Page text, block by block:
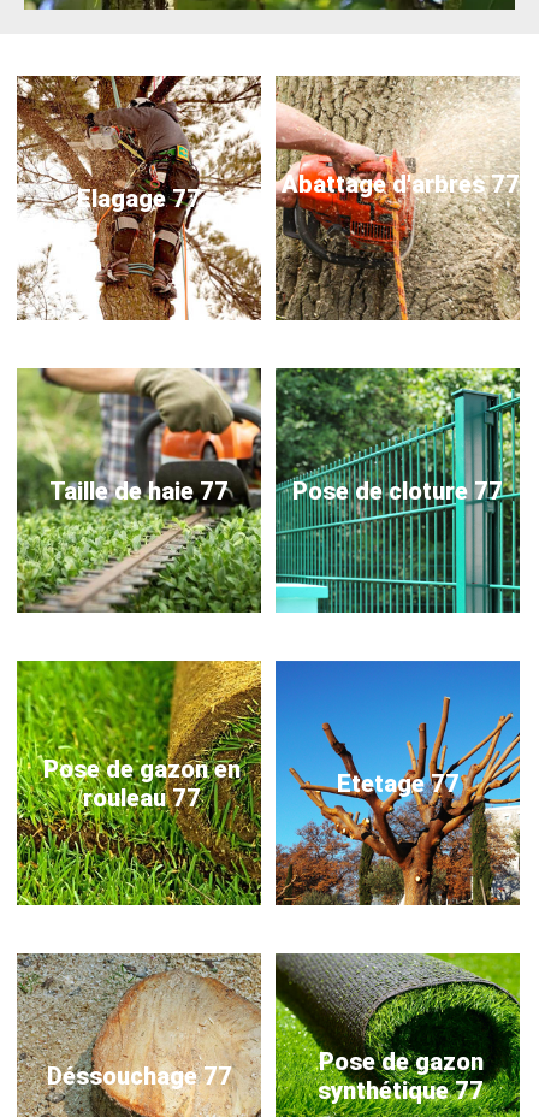
Elagage 77 Abattage d'arbres 77
Taille de haie 77 Pose de cloture 77
Pose de gazon en
rouleau 77
Etetage 77
Déssouchage 77
Pose de gazon
synthétique 77